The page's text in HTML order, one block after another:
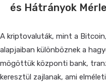
és Hátrányok
A kriptovaluták, mint a
alapjaiban különböznek a
mögöttük központi bank,
keresztül zajlanak, ami